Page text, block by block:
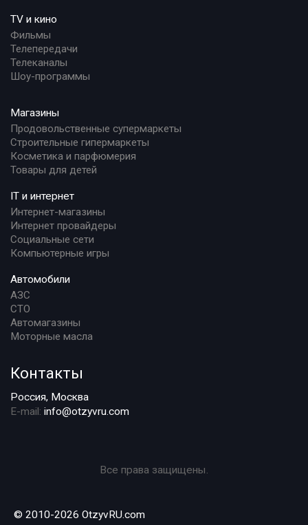
TV и кино
Фильмы
Телепередачи
Телеканалы
Шоу-программы
Магазины
Продовольственные супермаркеты
Строительные гипермаркеты
Косметика и парфюмерия
Товары для детей
IT и интернет
Интернет-магазины
Интернет провайдеры
Социальные сети
Компьютерные игры
Автомобили
АЗС
СТО
Автомагазины
Моторные масла
Контакты
Россия, Москва
E-mail: info@otzyvru.com
Все права защищены.
© 2010-2026 OtzyvRU.com